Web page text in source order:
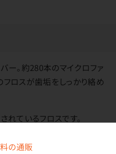
の通販
ー。約280本のマイクロファ
ロスが歯垢をしっかり絡め
れているフロスです。
す。